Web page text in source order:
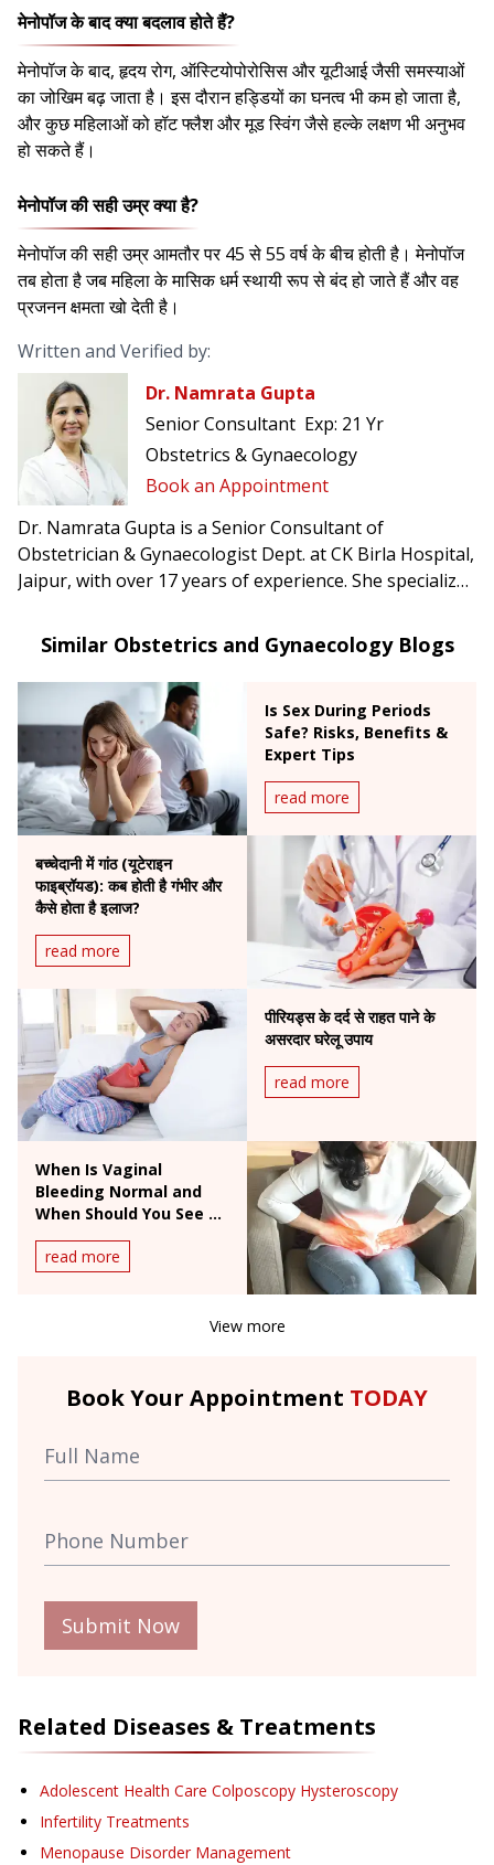
मेनोपॉज के बाद क्या बदलाव होते हैं?
मेनोपॉज के बाद, हृदय रोग, ऑस्टियोपोरोसिस और यूटीआई जैसी समस्याओं
का जोखिम बढ़ जाता है। इस दौरान हड्डियों का घनत्व भी कम हो जाता है,
और कुछ महिलाओं को हॉट फ्लैश और मूड स्विंग जैसे हल्के लक्षण भी अनुभव
हो सकते हैं।
मेनोपॉज की सही उम्र क्या है?
मेनोपॉज की सही उम्र आमतौर पर 45 से 55 वर्ष के बीच होती है। मेनोपॉज
तब होता है जब महिला के मासिक धर्म स्थायी रूप से बंद हो जाते हैं और वह
प्रजनन क्षमता खो देती है।
Written and Verified by:
Dr. Namrata Gupta
Senior Consultant Exp: 21 Yr
Obstetrics & Gynaecology
Book an Appointment
Dr. Namrata Gupta is a Senior Consultant of
Obstetrician & Gynaecologist Dept. at CK Birla Hospital,
Jaipur, with over 17 years of experience. She specializes
laparoscopic surgeries, and infertility treatments.
Similar Obstetrics and Gynaecology Blogs
Is Sex During Periods
Safe? Risks, Benefits &
Expert Tips
read more
बच्चेदानी में गांठ (यूटेराइन
फाइब्रॉयड): कब होती है गंभीर और
कैसे होता है इलाज?
read more
पीरियड्स के दर्द से राहत पाने के
असरदार घरेलू उपाय
read more
When Is Vaginal
Bleeding Normal and
When Should You See a
Doctor?
read more
View more
Book Your Appointment TODAY
Submit Now
Related Diseases & Treatments
Adolescent Health Care Colposcopy Hysteroscopy
Infertility Treatments
Menopause Disorder Management